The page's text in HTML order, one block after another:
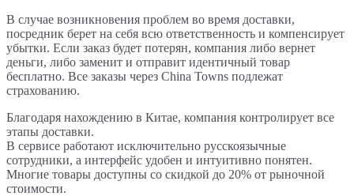
В случае возникновения проблем во время доставки,
посредник берет на себя всю ответственность и компенсирует
убытки. Если заказ будет потерян, компания либо вернет
деньги, либо заменит и отправит идентичный товар
бесплатно. Все заказы через China Towns подлежат
страхованию.
Благодаря нахождению в Китае, компания контролирует все
этапы доставки.
В сервисе работают исключительно русскоязычные
сотрудники, а интерфейс удобен и интуитивно понятен.
Многие товары доступны со скидкой до 20% от рыночной
стоимости.